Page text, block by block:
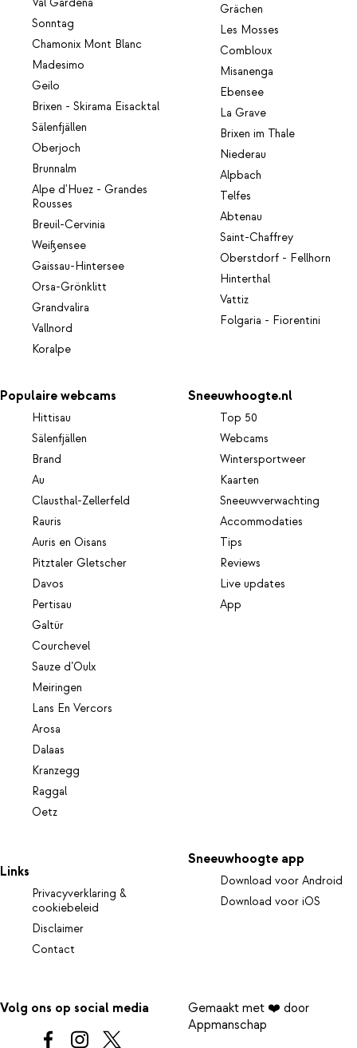
Val Gardena
Sonntag
Chamonix Mont Blanc
Madesimo
Geilo
Brixen - Skirama Eisacktal
Sälenfjällen
Oberjoch
Brunnalm
Alpe d'Huez - Grandes
Rousses
Breuil-Cervinia
Weißensee
Gaissau-Hintersee
Orsa-Grönklitt
Grandvalira
Vallnord
Koralpe
Grächen
Les Mosses
Combloux
Misanenga
Ebensee
La Grave
Brixen im Thale
Niederau
Alpbach
Telfes
Abtenau
Saint-Chaffrey
Oberstdorf - Fellhorn
Hinterthal
Vattiz
Folgaria - Fiorentini
Populaire webcams
Hittisau
Sälenfjällen
Brand
Au
Clausthal-Zellerfeld
Rauris
Auris en Oisans
Pitztaler Gletscher
Davos
Pertisau
Galtür
Courchevel
Sauze d’Oulx
Meiringen
Lans En Vercors
Arosa
Dalaas
Kranzegg
Raggal
Oetz
Sneeuwhoogte.nl
Top 50
Webcams
Wintersportweer
Kaarten
Sneeuwverwachting
Accommodaties
Tips
Reviews
Live updates
App
Links
Privacyverklaring &
cookiebeleid
Disclaimer
Contact
Sneeuwhoogte app
Download voor Android
Download voor iOS
Volg ons op social media
Gemaakt met ❤️ door
Appmanschap